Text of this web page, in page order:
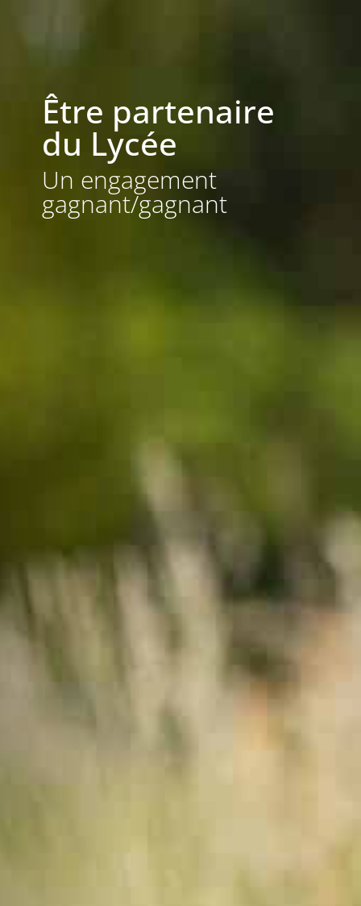
Être partenaire
du Lycée
Un engagement
gagnant/gagnant